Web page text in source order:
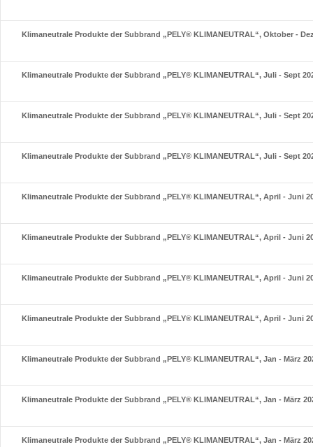
Klimaneutrale Produkte der Subbrand „PELY® KLIMANEUTRAL“, Oktober -
Klimaneutrale Produkte der Subbrand „PELY® KLIMANEUTRAL“, Juli - Sept
Klimaneutrale Produkte der Subbrand „PELY® KLIMANEUTRAL“, Juli - Sept
Klimaneutrale Produkte der Subbrand „PELY® KLIMANEUTRAL“, Juli - Sept
Klimaneutrale Produkte der Subbrand „PELY® KLIMANEUTRAL“, April - Juni
Klimaneutrale Produkte der Subbrand „PELY® KLIMANEUTRAL“, April - Juni
Klimaneutrale Produkte der Subbrand „PELY® KLIMANEUTRAL“, April - Juni
Klimaneutrale Produkte der Subbrand „PELY® KLIMANEUTRAL“, April - Juni
Klimaneutrale Produkte der Subbrand „PELY® KLIMANEUTRAL“, Jan - März
Klimaneutrale Produkte der Subbrand „PELY® KLIMANEUTRAL“, Jan - März
Klimaneutrale Produkte der Subbrand „PELY® KLIMANEUTRAL“, Jan - März